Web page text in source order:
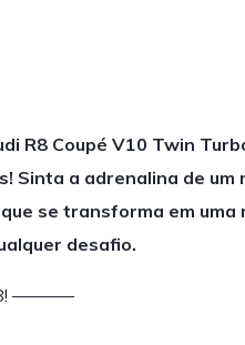
R8 Coupé V10 Twin
Sinta a adrenalina de um
se transforma em uma
desafio.
———–